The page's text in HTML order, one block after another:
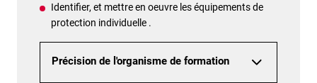
Identifier, et mettre en oeuvre les équipements de
protection individuelle .
Précision de l'organisme de formation